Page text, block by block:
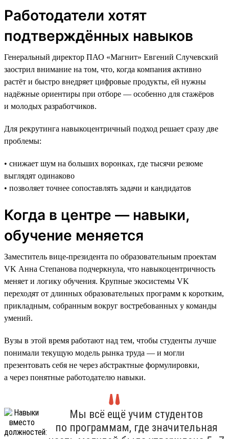
Работодатели хотят
подтверждённых навыков
Генеральный директор ПАО «Магнит» Евгений Случевский
заострил внимание на том, что, когда компания активно
растёт и быстро внедряет цифровые продукты, ей нужны
надёжные ориентиры при отборе — особенно для стажёров
и молодых разработчиков.
Для рекрутинга навыкоцентричный подход решает сразу две
проблемы:
• снижает шум на больших воронках, где тысячи резюме
выглядят одинаково
• позволяет точнее сопоставлять задачи и кандидатов
Когда в центре — навыки,
обучение меняется
Заместитель вице-президента по образовательным проектам
VK Анна Степанова подчеркнула, что навыкоцентричность
меняет и логику обучения. Крупные экосистемы VK
переходят от длинных образовательных программ к коротким,
прикладным, собранным вокруг востребованных у команды
умений.
Вузы в этой время работают над тем, чтобы студенты лучше
понимали текущую модель рынка труда — и могли
презентовать себя не через абстрактные формулировки,
а через понятные работодателю навыки.
Мы всё ещё учим студентов
по программам, где значительная